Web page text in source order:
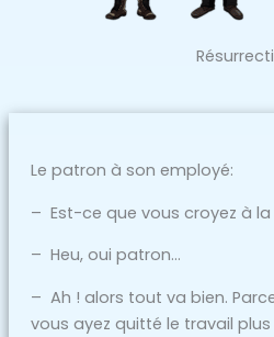
Le patron à son employé:
– Est-ce que vous croyez à
– Heu, oui patron…
– Ah ! alors tout va bien.
vous ayez quitté le travail